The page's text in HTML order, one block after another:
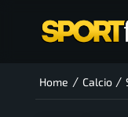
Home / Calcio /